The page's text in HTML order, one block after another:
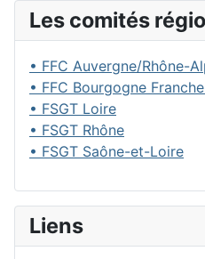
Les comités
• FFC Auvergne/Rhône-
• FFC Bourgogne
• FSGT Loire
• FSGT Rhône
• FSGT Saône-et-Loire
Liens